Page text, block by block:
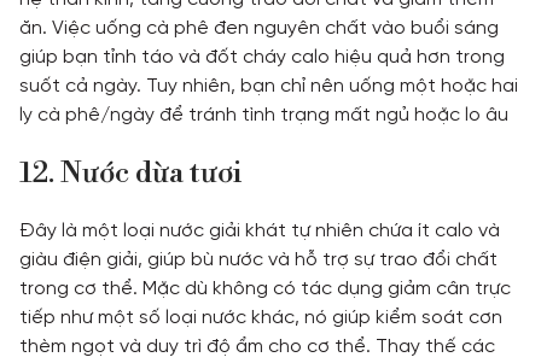
ăn. Việc uống cà phê đen nguyên chất vào buổi sáng
giúp bạn tỉnh táo và đốt cháy calo hiệu quả hơn trong
suốt cả ngày. Tuy nhiên, bạn chỉ nên uống một hoặc hai
ly cà phê/ngày để tránh tình trạng mất ngủ hoặc lo âu
12. Nước dừa tươi
Đây là một loại nước giải khát tự nhiên chứa ít calo và
giàu điện giải, giúp bù nước và hỗ trợ sự trao đổi chất
trong cơ thể. Mặc dù không có tác dụng giảm cân trực
tiếp như một số loại nước khác, nó giúp kiểm soát cơn
thèm ngọt và duy trì độ ẩm cho cơ thể. Thay thế các